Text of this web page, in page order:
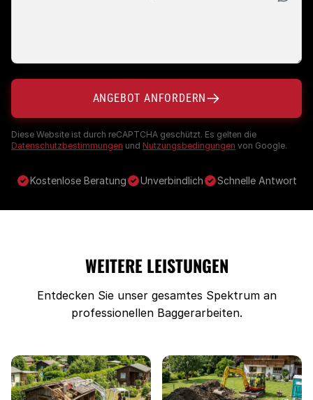
ANGEBOT ANFORDERN
Diese Website ist durch reCAPTCHA geschützt. Es gelten die
Datenschutzbestimmungen und Nutzungsbedingungen von Google.
Kostenlose Beratung Unverbindlich Schnelle Antwort
WEITERE LEISTUNGEN
Entdecken Sie unser gesamtes Spektrum an
professionellen Baggerarbeiten.